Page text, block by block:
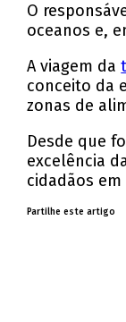
O
oceanos e,
A viagem da
conceito da
zonas de
Desde que
excelência
cidadãos
Partilhe este artigo